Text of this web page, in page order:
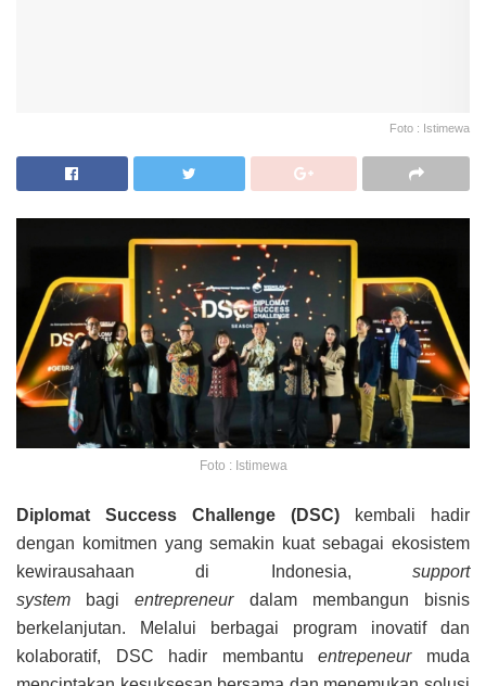
Foto : Istimewa
Foto : Istimewa
Diplomat Success Challenge (DSC) kembali hadir
dengan komitmen yang semakin kuat sebagai ekosistem
kewirausahaan di Indonesia, support
system bagientrepreneurdalam membangun bisnis
berkelanjutan. Melalui berbagai program inovatif dan
kolaboratif, DSC hadir membantuentrepeneur muda